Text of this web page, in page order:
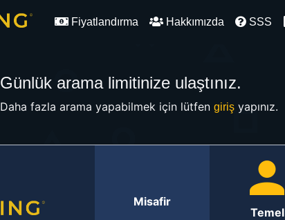
Fiyatlandırma Hakkımızda SSS
Günlük arama limitinize ulaştınız.
Daha fazla arama yapabilmek için lütfen girişyapınız.
Misafir
Temel